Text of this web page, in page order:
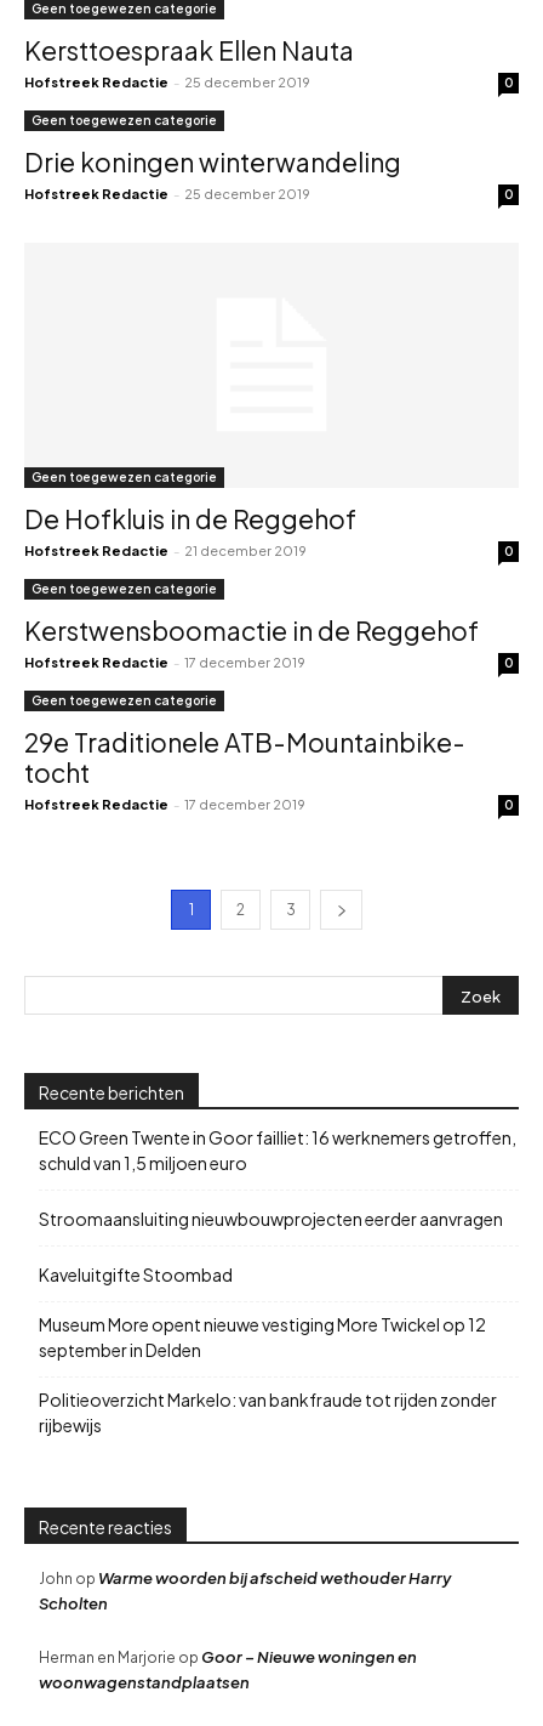
Geen toegewezen categorie
Kersttoespraak Ellen Nauta
Hofstreek Redactie - 25 december 2019 0
Geen toegewezen categorie
Drie koningen winterwandeling
Hofstreek Redactie - 25 december 2019 0
Geen toegewezen categorie
De Hofkluis in de Reggehof
Hofstreek Redactie - 21 december 2019 0
Geen toegewezen categorie
Kerstwensboomactie in de Reggehof
Hofstreek Redactie - 17 december 2019 0
Geen toegewezen categorie
29e Traditionele ATB-Mountainbike-
tocht
Hofstreek Redactie - 17 december 2019 0
1 2 3
Recente berichten
ECO Green Twente in Goor failliet: 16 werknemers getroffen,
schuld van 1,5 miljoen euro
Stroomaansluiting nieuwbouwprojecten eerder aanvragen
Kaveluitgifte Stoombad
Museum More opent nieuwe vestiging More Twickel op 12
september in Delden
Politieoverzicht Markelo: van bankfraude tot rijden zonder
rijbewijs
Recente reacties
John op Warme woorden bij afscheid wethouder Harry
Scholten
Herman en Marjorie op Goor – Nieuwe woningen en
woonwagenstandplaatsen